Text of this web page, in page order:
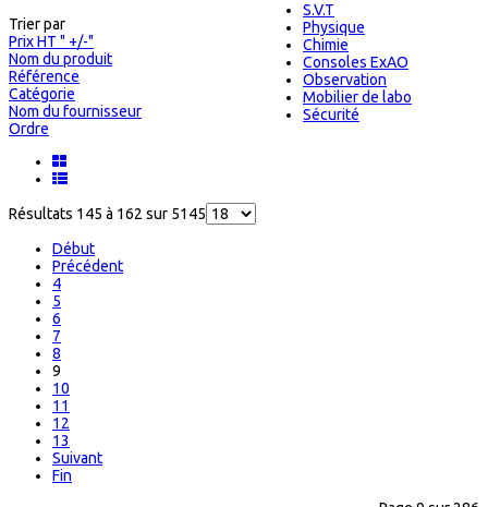
S.V.T
Physique
Chimie
Consoles ExAO
Observation
Mobilier de labo
Sécurité
Trier par
Prix HT " +/-"
Nom du produit
Référence
Catégorie
Nom du fournisseur
Ordre
Résultats 145 à 162 sur 5145
Début
Précédent
4
5
6
7
8
9
10
11
12
13
Suivant
Fin